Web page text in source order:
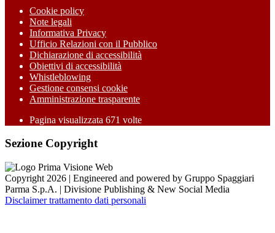
Cookie policy
Note legali
Informativa Privacy
Ufficio Relazioni con il Pubblico
Dichiarazione di accessibilità
Obiettivi di accessibilità
Whistleblowing
Gestione consensi cookie
Amministrazione trasparente
Pagina visualizzata 671 volte
Sezione Copyright
Copyright 2026 | Engineered and powered by Gruppo Spaggiari
Parma S.p.A. | Divisione Publishing & New Social Media
Disclaimer trattamento dati personali